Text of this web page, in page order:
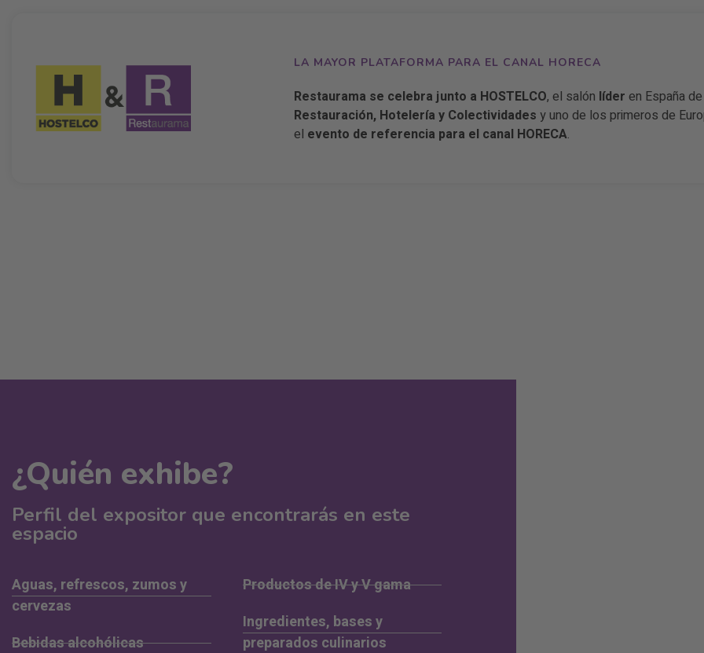
LA MAYOR PLATAFORMA PARA EL CANAL HORECA
Restaurama se celebra junto a HOSTELCO, el salón líder en España
Restauración, Hotelería y Colectividades y uno de los primeros de
el evento de referencia para el canal HORECA.
¿Quién exhibe?
Perfil del expositor que encontrarás en este
espacio
Aguas, refrescos, zumos y
cervezas
Bebidas alcohólicas
Productos de IV y V gama
Ingredientes, bases y
preparados culinarios